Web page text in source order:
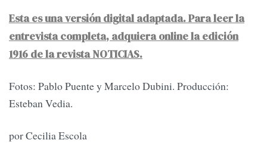
Esta es una versión digital adaptada. Para leer la
entrevista completa, adquiera online la edición
1916 de la revista NOTICIAS.
Fotos: Pablo Puente y Marcelo Dubini. Producción:
Esteban Vedia.
por Cecilia Escola